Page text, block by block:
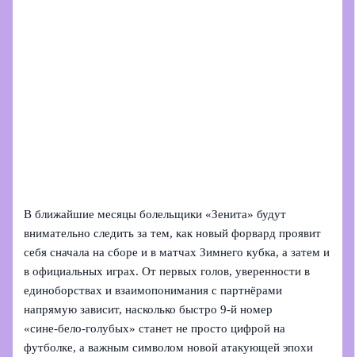
В ближайшие месяцы болельщики «Зенита» будут
внимательно следить за тем, как новый форвард проявит
себя сначала на сборе и в матчах Зимнего кубка, а затем и
в официальных играх. От первых голов, уверенности в
единоборствах и взаимопонимания с партнёрами
напрямую зависит, насколько быстро 9‑й номер
«сине‑бело‑голубых» станет не просто цифрой на
футболке, а важным символом новой атакующей эпохи